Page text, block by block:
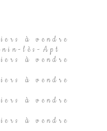
à vendre
lès-Apt
à vendre
à vendre
à vendre
à vendre